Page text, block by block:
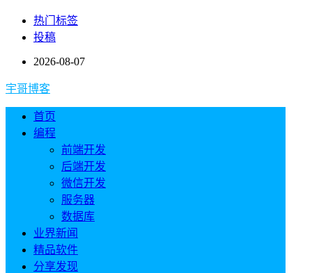
热门标签
投稿
2026-08-07
宇哥博客
首页
编程
前端开发
后端开发
微信开发
服务器
数据库
业界新闻
精品软件
分享发现